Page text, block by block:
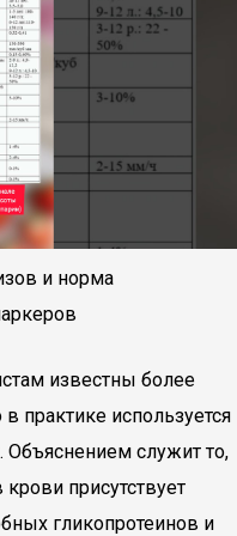
и норма
известны более
практике используется
Объяснением служит то,
присутствует
гликопротеинов и